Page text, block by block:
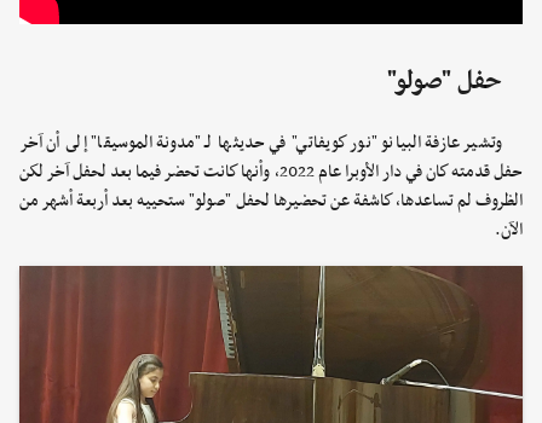
حفل "صولو"
وتشير عازفة البيانو "نور كويفاتي" في حديثها لـ "مدونة الموسيقا" إلى أن آخر
حفل قدمته كان في دار الأوبرا عام 2022، وأنها كانت تحضر فيما بعد لحفل آخر لكن
الظروف لم تساعدها، كاشفة عن تحضيرها لحفل "صولو" ستحييه بعد أربعة أشهر من
الآن.